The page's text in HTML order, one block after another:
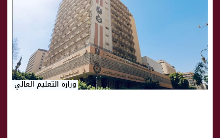
وزارة التعليم العالي